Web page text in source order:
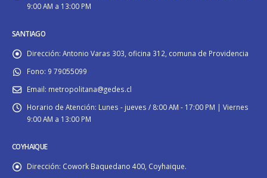
9:00 AM a 13:00 PM
SANTIAGO
Dirección: Antonio Varas 303, oficina 312, comuna de Providencia
Fono: 9 79055099
Email: metropolitana@gedes.cl
Horario de Atención: Lunes - jueves / 8:00 AM - 17:00 PM | Viernes
9:00 AM a 13:00 PM
COYHAIQUE
Dirección: Cowork Baquedano 400, Coyhaique.